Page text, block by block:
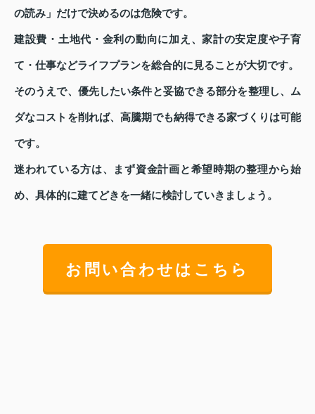
の読み」だけで決めるのは危険です。
建設費・土地代・金利の動向に加え、家計の安定度や子育
て・仕事などライフプランを総合的に見ることが大切です。
そのうえで、優先したい条件と妥協できる部分を整理し、ム
ダなコストを削れば、高騰期でも納得できる家づくりは可能
です。
迷われている方は、まず資金計画と希望時期の整理から始
め、具体的に建てどきを一緒に検討していきましょう。
お問い合わせはこちら